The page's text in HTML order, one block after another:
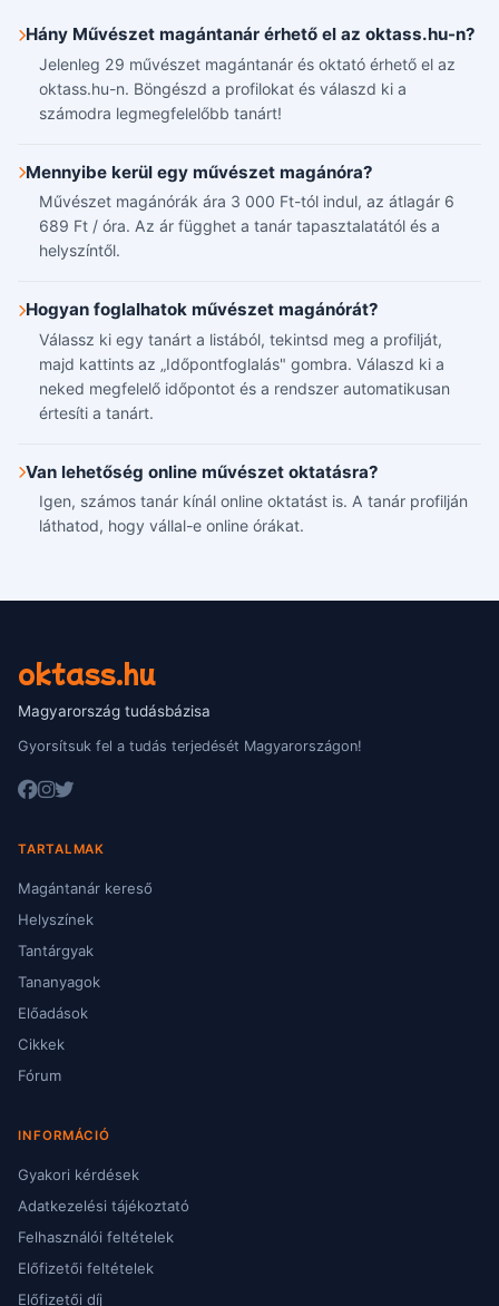
Hány Művészet magántanár érhető el az oktass.hu-n?
Jelenleg 29 művészet magántanár és oktató érhető el az
oktass.hu-n. Böngészd a profilokat és válaszd ki a
számodra legmegfelelőbb tanárt!
Mennyibe kerül egy művészet magánóra?
Művészet magánórák ára 3 000 Ft-tól indul, az átlagár 6
689 Ft / óra. Az ár függhet a tanár tapasztalatától és a
helyszíntől.
Hogyan foglalhatok művészet magánórát?
Válassz ki egy tanárt a listából, tekintsd meg a profilját,
majd kattints az „Időpontfoglalás" gombra. Válaszd ki a
neked megfelelő időpontot és a rendszer automatikusan
értesíti a tanárt.
Van lehetőség online művészet oktatásra?
Igen, számos tanár kínál online oktatást is. A tanár profilján
láthatod, hogy vállal-e online órákat.
oktass.hu
Magyarország tudásbázisa
Gyorsítsuk fel a tudás terjedését Magyarországon!
TARTALMAK
Magántanár kereső
Helyszínek
Tantárgyak
Tananyagok
Előadások
Cikkek
Fórum
INFORMÁCIÓ
Gyakori kérdések
Adatkezelési tájékoztató
Felhasználói feltételek
Előfizetői feltételek
Előfizetői díj